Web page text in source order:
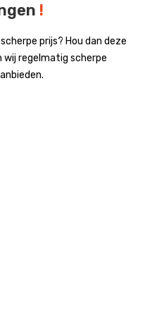
!
prijs? Hou dan deze
wij regelmatig scherpe